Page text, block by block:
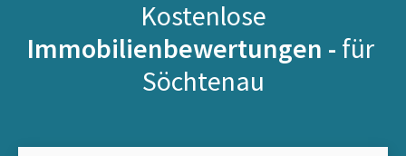
Kostenlose
Immobilienbewertungen - für
Söchtenau